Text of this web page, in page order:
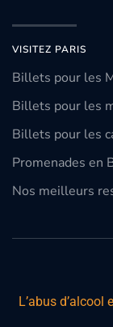
VISITEZ PARIS
Billets pour les
Billets pour les
Billets pour les
Promenades en
Nos meilleurs
L’abus